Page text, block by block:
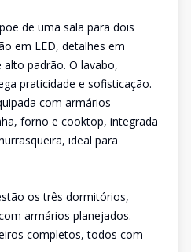
de uma sala para dois
em LED, detalhes em
padrão. O lavabo,
praticidade e sofisticação.
com armários
forno e cooktop, integrada
ideal para
os três dormitórios,
armários planejados.
completos, todos com